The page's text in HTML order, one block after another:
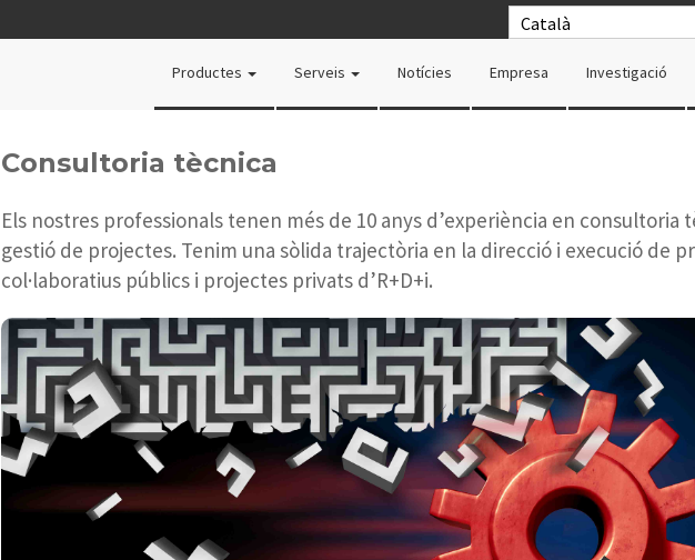
Català
Productes Serveis Notícies Empresa Investigació
Consultoria tècnica
Els nostres professionals tenen més de 10 anys d’experiència en consultoria
gestió de projectes. Tenim una sòlida trajectòria en la direcció i execució de
col·laboratius públics i projectes privats d’R+D+i.